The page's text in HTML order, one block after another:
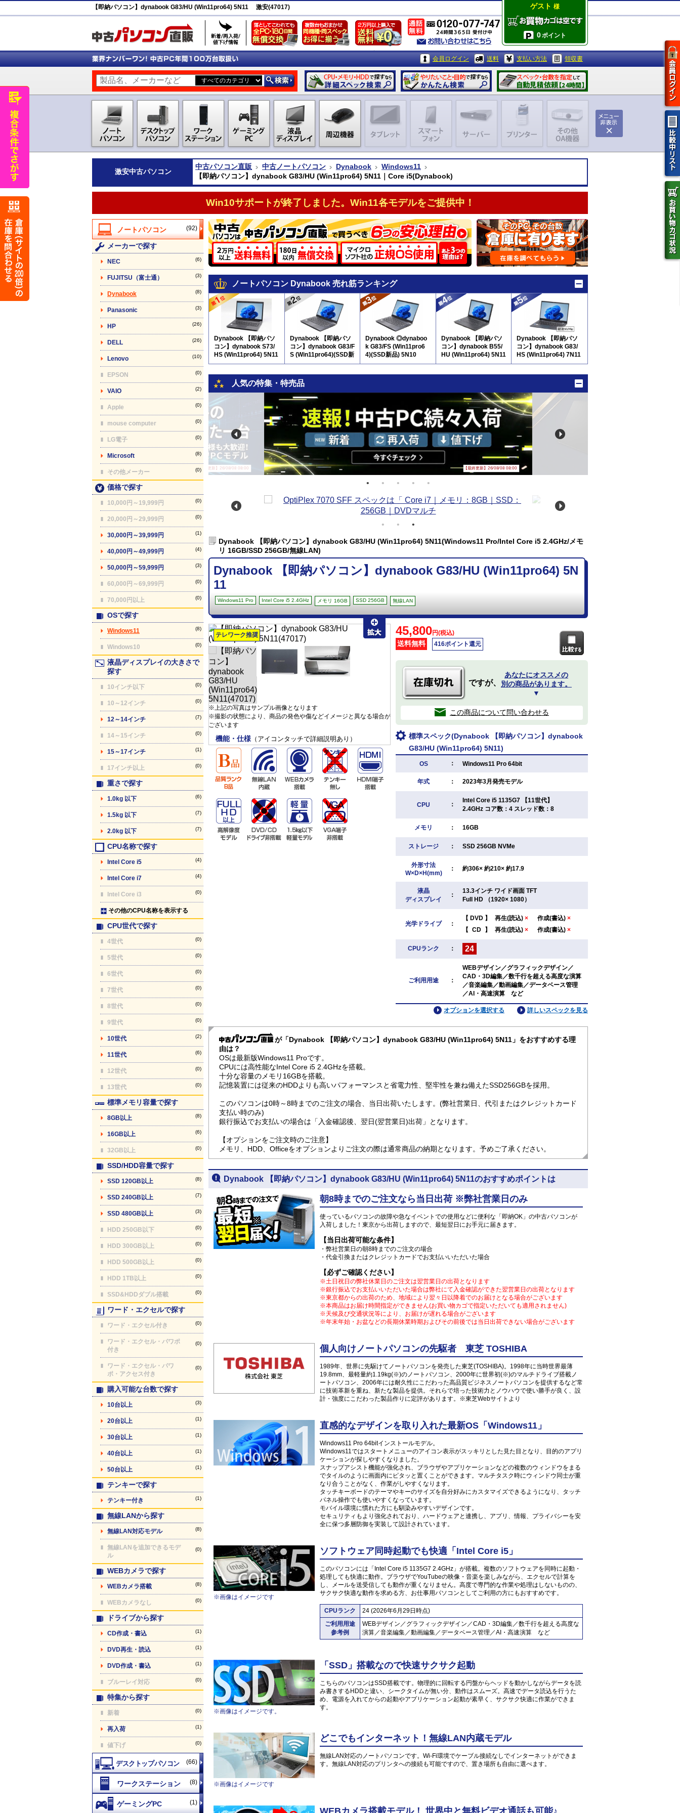
【即納パソコン】dynabook G83/HU (Win11pro64) 5N11 激安(47017) ゲスト 様
0ポイント
会員ログイン 送料 支払い方法 領収書
激安中古パソコン
中古パソコン直販 中古ノートパソコン Dynabook
Windows11
【即納パソコン】dynabook G83/HU (Win11pro64) 5N11｜Core i5(Dynabook)
Win10サポートが終了しました。Win11各モデルをご提供中！
(92)
メーカーで探す
NEC (6)
FUJITSU（富士通） (3)
Dynabook (8)
Panasonic (3)
HP (26)
DELL (26)
Lenovo (10)
EPSON (0)
VAIO (2)
Apple (0)
mouse computer (0)
LG電子 (0)
Microsoft (8)
その他メーカー (0)
価格で探す
10,000円～19,999円 (0)
20,000円～29,999円 (0)
30,000円～39,999円 (1)
40,000円～49,999円 (4)
50,000円～59,999円 (3)
60,000円～69,999円 (0)
70,000円以上 (0)
OSで探す
Windows11 (8)
Windows10 (0)
液晶ディスプレイの大きさで
探す
10インチ以下 (0)
10～12インチ (0)
12～14インチ (7)
14～15インチ (0)
15～17インチ (1)
17インチ以上 (0)
重さで探す
1.0kg 以下 (6)
1.5kg 以下 (7)
2.0kg 以下 (7)
CPU名称で探す
Intel Core i5 (4)
Intel Core i7 (4)
Intel Core i3 (0)
その他のCPU名称を表示する
CPU世代で探す
4世代 (0)
5世代 (0)
6世代 (0)
7世代 (0)
8世代 (0)
9世代 (0)
10世代 (2)
11世代 (6)
12世代 (0)
13世代 (0)
標準メモリ容量で探す
8GB以上 (8)
16GB以上 (6)
32GB以上 (0)
SSD/HDD容量で探す
SSD 120GB以上 (8)
SSD 240GB以上 (7)
SSD 480GB以上 (3)
HDD 250GB以下 (0)
HDD 300GB以上 (0)
HDD 500GB以上 (0)
HDD 1TB以上 (0)
SSD&HDDダブル搭載 (0)
ワード・エクセルで探す
ワード・エクセル付き (0)
ワード・エクセル・パワポ
付き
(0)
ワード・エクセル・パワ
ポ・アクセス付き
(0)
購入可能な台数で探す
10台以上 (3)
20台以上 (1)
30台以上 (1)
40台以上 (1)
50台以上 (1)
テンキーで探す
テンキー付き (1)
無線LANから探す
無線LAN対応モデル (8)
無線LANを追加できるモデ
ル
(0)
WEBカメラで探す
WEBカメラ搭載 (8)
WEBカメラなし (0)
ドライブから探す
CD作成・書込 (1)
DVD再生・読込 (1)
DVD作成・書込 (1)
ブルーレイ対応 (0)
特集から探す
新着 (0)
再入荷 (1)
値下げ (0)
(66)
(8)
(1)
ノートパソコン Dynabook 売れ筋ランキング
Dynabook 【即納パソ
コン】dynabook S73/
HS (Win11pro64) 5N11
Dynabook 【即納パソ
コン】dynabook G83/F
S (Win11pro64)(SSD新
品) 5N10
Dynabook ◎dynaboo
k G83/FS (Win11pro6
4)(SSD新品) 5N10
Dynabook 【即納パソ
コン】dynabook B55/
HU (Win11pro64) 5N11
※テンキー付
Dynabook 【即納パソ
コン】dynabook G83/
HS (Win11pro64) 7N11
人気の特集・特売品
【最終更新】26/08/08 08:00 【最終更新】26/08/08 08:00
Dynabook 【即納パソコン】dynabook G83/HU (Win11pro64) 5N11(Windows11 Pro/Intel Core i5 2.4GHz/メモ
リ 16GB/SSD 256GB/無線LAN)
Dynabook 【即納パソコン】dynabook G83/HU (Win11pro64) 5N
11
Windows11 Pro Intel Core i5 2.4GHz メモリ 16GB SSD 256GB 無線LAN
テレワーク推奨
※上記の写真はサンプル画像となります
※撮影の状態により、商品の発色や傷などイメージと異なる場合が
ございます
機能・仕様 （アイコンタッチで詳細説明あり）
45,800円(税込)
送料無料 416ポイント還元
ですが、
あなたにオススメの
別の商品があります。
▼
この商品について問い合わせる
標準スペック(Dynabook 【即納パソコン】dynabook
G83/HU (Win11pro64) 5N11)
OS ： Windows11 Pro 64bit
年式 ： 2023年3月発売モデル
CPU ：
Intel Core i5 1135G7 【11世代】
2.4GHz コア数：4 スレッド数：8
メモリ ： 16GB
ストレージ ： SSD 256GB NVMe
外形寸法
W×D×H(mm)
： 約306× 約210× 約17.9
液晶
ディスプレイ
：
13.3インチ ワイド画面 TFT
Full HD （1920× 1080）
光学ドライブ ：
【 DVD 】 再生(読込) × 作成(書込) ×
【 CD 】 再生(読込) × 作成(書込) ×
CPUランク ： 24
ご利用用途 ：
WEBデザイン／グラフィックデザイン／
CAD・3D編集／数千行を超える高度な演算
／音楽編集／動画編集／データベース管理
／AI・高速演算 など
詳しいスペックを見る
オプションを選択する
が「Dynabook 【即納パソコン】dynabook G83/HU (Win11pro64) 5N11」をおすすめする理
由は？
OSは最新版Windows11 Proです。
CPUには高性能なIntel Core i5 2.4GHzを搭載。
十分な容量のメモリ16GBを搭載。
記憶装置には従来のHDDよりも高いパフォーマンスと省電力性、堅牢性を兼ね備えたSSD256GBを採用。
このパソコンは0時～8時までのご注文の場合、当日出荷いたします。(弊社営業日、代引またはクレジットカード
支払い時のみ)
銀行振込でお支払いの場合は「入金確認後、翌日(翌営業日)出荷」となります。
【オプションをご注文時のご注意】
メモリ、HDD、Officeをオプションよりご注文の際は通常商品の納期となります。予めご了承ください。
Dynabook 【即納パソコン】dynabook G83/HU (Win11pro64) 5N11のおすすめポイントは
朝8時までのご注文なら当日出荷 ※弊社営業日のみ
使っているパソコンの故障や急なイベントでの使用などに便利な「即納OK」の中古パソコンが
入荷しました！東京から出荷しますので、最短翌日にお手元に届きます。
【当日出荷可能な条件】
・弊社営業日の朝8時までのご注文の場合
・代金引換またはクレジットカードでお支払いいただいた場合
【必ずご確認ください】
※土日祝日の弊社休業日のご注文は翌営業日の出荷となります
※銀行振込でお支払いいただいた場合は弊社にて入金確認ができた翌営業日の出荷となります
※東京都からの出荷のため、地域により翌々日以降着でのお届けとなる場合がございます
※本商品はお届け時間指定ができません(お買い物カゴで指定いただいても適用されません)
※天候及び交通状況等により、お届けが遅れる場合がございます
※年末年始・お盆などの長期休業時期およびその前後では当日出荷できない場合がございます
個人向けノートパソコンの先駆者 東芝 TOSHIBA
1989年、世界に先駆けてノートパソコンを発売した東芝(TOSHIBA)。1998年に当時世界最薄
19.8mm、最軽量約1.19kg(※)のノートパソコン、2000年に世界初(※)のマルチドライブ搭載ノ
ートパソコン、2006年には耐久性にこだわった高品質ビジネスノートパソコンを提供するなど常
に技術革新を重ね、新たな製品を提供。それらで培った技術力とノウハウで使い勝手が良く、設
計・強度にこだわった製品作りに定評があります。※東芝Webサイトより
直感的なデザインを取り入れた最新OS「Windows11」
Windows11 Pro 64bitインストールモデル。
Windows11ではスタートメニューのアイコン表示がスッキリとした見た目となり、目的のアプリ
ケーションが探しやすくなりました。
スナップアシスト機能が強化され、ブラウザやアプリケーションなどの複数のウィンドウをまる
でタイルのように画面内にピタッと置くことができます。マルチタスク時にウィンドウ同士が重
なり合うことがなく、作業がしやすくなります。
タッチキーボードのテーマやキーのサイズを自分好みにカスタマイズできるようになり、タッチ
パネル操作でも使いやすくなっています。
モバイル環境に慣れた方にも馴染みやすいデザインです。
セキュリティもより強化されており、ハードウェアと連携し、アプリ、情報、プライバシーを安
全に保つ多層防御を実装して設計されています。
※画像はイメージです
ソフトウェア同時起動でも快適「Intel Core i5」
このパソコンには「Intel Core i5 1135G7 2.4GHz」が搭載。複数のソフトウェアを同時に起動・
処理しても快適に動作。ブラウザでYouTubeの映像・音楽を楽しみながら、エクセルで計算を
し、メールを送受信しても動作が重くなりません。高度で専門的な作業や処理はしないものの、
サクサク快適な動作を求める方、お仕事用パソコンとしてご利用の方にもおすすめです。
CPUランク
24 (2026年6月29日時点)
ご利用用途
参考例
WEBデザイン／グラフィックデザイン／CAD・3D編集／数千行を超える高度な
演算／音楽編集／動画編集／データベース管理／AI・高速演算 など
※画像はイメージです。
「SSD」搭載なので快速サクサク起動
こちらのパソコンはSSD搭載です。物理的に回転する円盤からヘッドを動かしながらデータを読
み書きするHDDと違い、シークタイムが無い分、動作はスムーズ。高速でデータ読込を行うた
め、電源を入れてからの起動やアプリケーション起動が素早く、サクサク快適に作業ができま
す。
※画像はイメージです
どこでもインターネット！無線LAN内蔵モデル
無線LAN対応のノートパソコンです。Wi-Fi環境でケーブル接続なしでインターネットができま
す。無線LAN対応のプリンタへの接続も可能ですので、置き場所も自由に選べます。